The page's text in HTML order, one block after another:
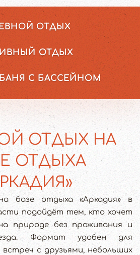
ОТДЫХ
ОТДЫХ
БАНЯ С БАССЕЙНОМ
ОТДЫХ НА
ОТДЫХА
базе отдыха «Аркадия» в
подойдёт тем, кто хочет
природе без проживания и
Формат удобен для
встреч с друзьями, небольших